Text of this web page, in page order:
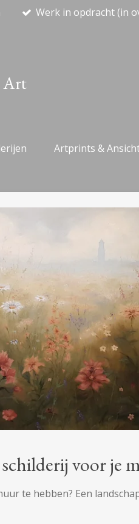
Werk in opdracht (in
Art
Artprints &
voor je
te hebben? Een